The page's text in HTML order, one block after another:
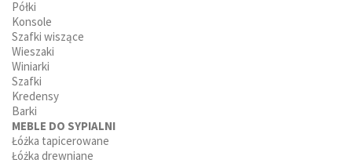
Półki
Konsole
Szafki wiszące
Wieszaki
Winiarki
Szafki
Kredensy
Barki
MEBLE DO SYPIALNI
Łóżka tapicerowane
Łóżka drewniane